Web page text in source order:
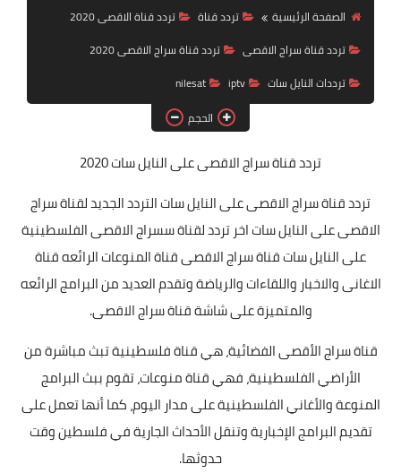
تردد قناة
nilesat
iptv
ترددات النايل سات
ترددات النايل سات
الصفحة الرئيسية
تردد قناة
تردد قناة الاقصى 2020
تردد قناة سراج الاقصى
تردد قناة سراج الاقصى 2020
ترددات النايل سات
iptv
nilesat
الحجم
تردد قناة سراج الاقصىعلى النايل سات 2020
تردد قناة سراج الاقصى على النايل سات التردد الجديد لقناة سراج
الاقصى على النايل سات اخر تردد لقناة سسراج الاقصى الفلسطينية
على النايل سات قناة سراج الاقصى قناة المنوعات الرائعه قناة
الاغانى والاخبار واللقاءات والرياضة وتقدم العديد من البرامج الرائعه
والمتميزة على شاشة قناة سراج الاقصى.
قناة سراج الأقصى الفضائية، هي قناة فلسطينية تبث مباشرة من
الأراضي الفلسطينية، فهي قناة منوعات، تقوم ببث البرامج
المنوعة والأغاني الفلسطينية على مدار اليوم، كما أنها تعمل على
تقديم البرامج الإخبارية وتنقل الأحداث الجارية في فلسطين وقت
حدوثها.